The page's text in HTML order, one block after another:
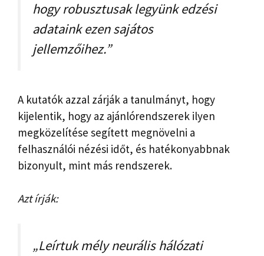
hogy robusztusak legyünk edzési
adataink ezen sajátos
jellemzőihez.”
A kutatók azzal zárják a tanulmányt, hogy
kijelentik, hogy az ajánlórendszerek ilyen
megközelítése segített megnövelni a
felhasználói nézési időt, és hatékonyabbnak
bizonyult, mint más rendszerek.
Azt írják:
„Leírtuk mély neurális hálózati